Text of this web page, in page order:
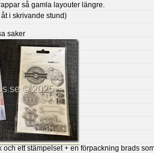
så gamla layouter längre.
i skrivande stund)
saker
och ett stämpelset + en förpackning brads